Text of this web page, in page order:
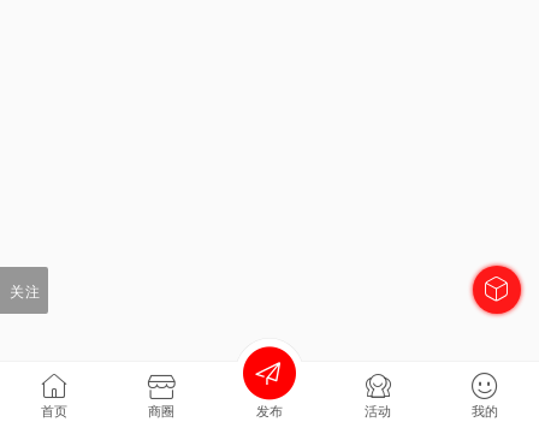
首页 商圈 发布 活动 我的
关注